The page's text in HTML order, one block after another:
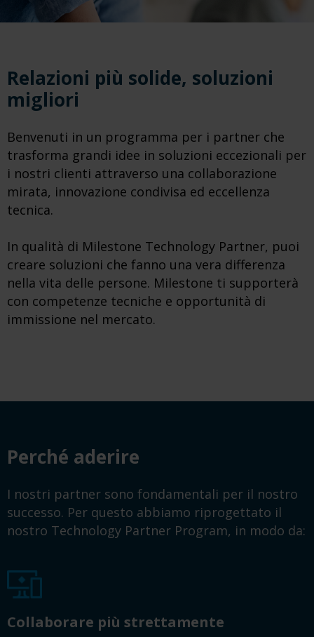
Relazioni più solide, soluzioni
migliori
Benvenuti in un programma per i partner che
trasforma grandi idee in soluzioni eccezionali per
i nostri clienti attraverso una collaborazione
mirata, innovazione condivisa ed eccellenza
tecnica.
In qualità di Milestone Technology Partner, puoi
creare soluzioni che fanno una vera differenza
nella vita delle persone. Milestone ti supporterà
con competenze tecniche e opportunità di
immissione nel mercato.
Perché aderire
I nostri partner sono fondamentali per il nostro
successo. Per questo abbiamo riprogettato il
nostro Technology Partner Program, in modo da:
Collaborare più strettamente